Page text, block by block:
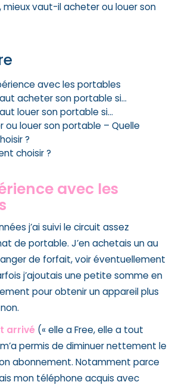
mieux vaut-il acheter ou louer son
avec les portables
acheter son portable si…
louer son portable si…
ou louer son portable – Quelle
?
choisir ?
avec les
j’ai suivi le circuit assez
de portable. J’en achetais un au
de forfait, voir éventuellement
j’ajoutais une petite somme en
pour obtenir un appareil plus
arrivé (« elle a Free, elle a tout
permis de diminuer nettement le
abonnement. Notamment parce
mon téléphone acquis avec